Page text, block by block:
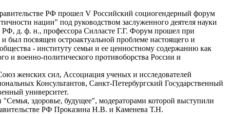
РФ прошел V Российский социогендерный форум
нации" под руководством заслуженного деятеля науки
д. ф. н., профессора Силласте Г.Г. Форум прошел при
посвящен остроактуальной проблеме настоящего и
- институту семьи и ее ценностному содержанию как
и военно-политического противоборства России и
женских сил, Ассоциация ученых и исследователей
Консультантов, Санкт-Петербургский Государственный
университет.
здоровье, будущее", модераторами которой выступили
РФ Проказина Н.В. и Каменева Т.Н.